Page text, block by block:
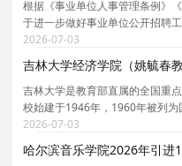
根据《事业单位人事管理条例》
于进一步做好事业单位公开招聘
《吉林省人民政府办公厅转发关
进人员公开招聘制度意见的通知
2026-07-03
吉林大学是教育部直属的全国重
校始建于1946年，1960年被列
究生院的22所大学之一，1995年
被列入985工程国家重点建设的
2026-07-03
哈尔滨音乐学院2026年引进